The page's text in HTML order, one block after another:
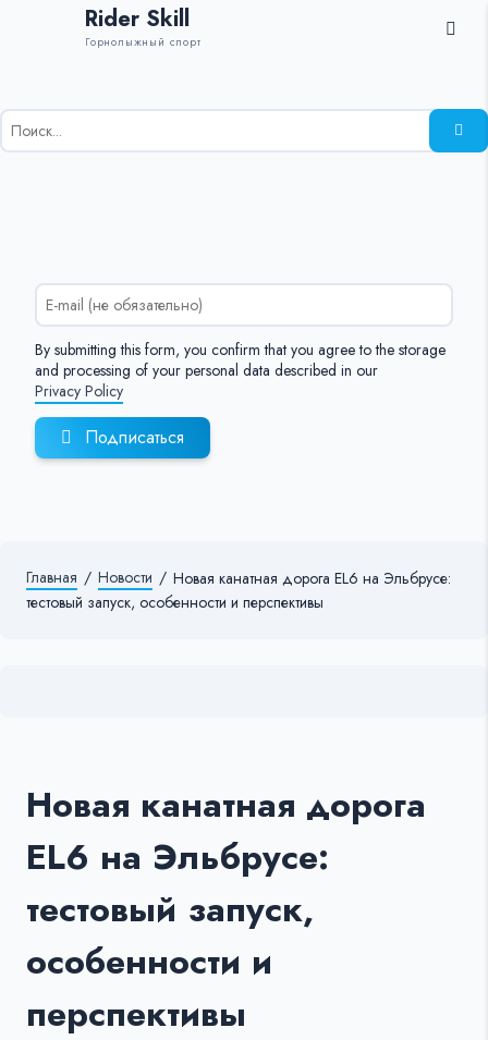
Rider Skill
Горнолыжный спорт
Результаты
поиска
By submitting this form, you confirm that you agree to the storage
and processing of your personal data described in our
Privacy Policy
Подписаться
Главная / Новости / Новая канатная дорога EL6 на Эльбрусе:
тестовый запуск, особенности и перспективы
Новая канатная дорога
EL6 на Эльбрусе:
тестовый запуск,
особенности и
перспективы